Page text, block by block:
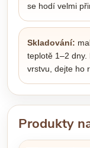
se hodí velmi
Skladování:
teplotě 1–2
vrstvu, dejte ho
Produkty